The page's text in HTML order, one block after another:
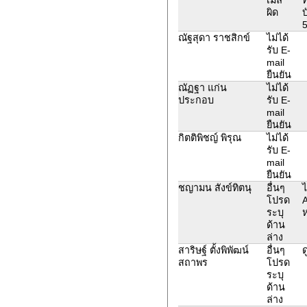
ผิด
ณัฐสุดา ราชสิกข์
ไม่ได้
รับ E-
mail
ยืนยัน
ณัฏฐา แก่น
ประกอบ
ไม่ได้
รับ E-
mail
ยืนยัน
กิตติพิชญ์ พิรุณ
ไม่ได้
รับ E-
mail
ยืนยัน
ชญามน สังข์ทิตนุ
อื่นๆ
โปรด
ระบุ
ด้าน
ล่าง
สาริษฐ์ ตั้งพิพัฒน์
สถาพร
อื่นๆ
โปรด
ระบุ
ด้าน
ล่าง